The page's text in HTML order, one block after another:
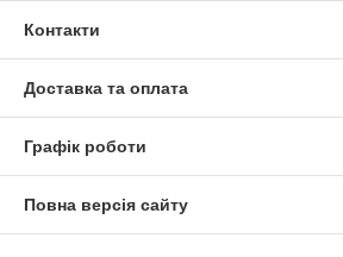
Контакти
Доставка та оплата
Графік роботи
Повна версія сайту